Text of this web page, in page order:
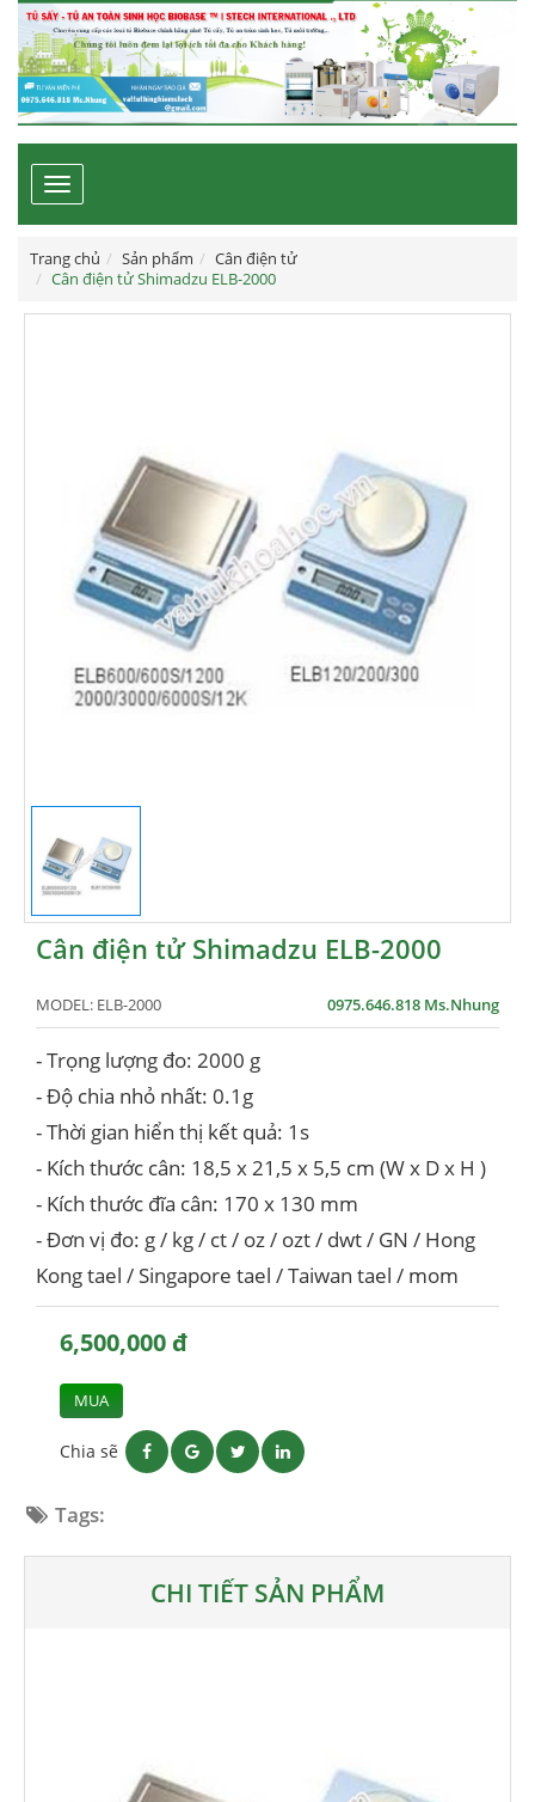
Toggle
navigation
Trang chủ Sản phẩm
Cân điện tử
Cân điện tử Shimadzu ELB-2000
Cân điện tử Shimadzu ELB-2000
MODEL: ELB-2000 0975.646.818 Ms.Nhung
- Trọng lượng đo: 2000 g
- Độ chia nhỏ nhất: 0.1g
- Thời gian hiển thị kết quả: 1s
- Kích thước cân: 18,5 x 21,5 x 5,5 cm (W x D x H )
- Kích thước đĩa cân: 170 x 130 mm
- Đơn vị đo: g / kg / ct / oz / ozt / dwt / GN / Hong
Kong tael / Singapore tael / Taiwan tael / mom
6,500,000 đ
MUA
Chia sẽ
Tags:
CHI TIẾT SẢN PHẨM